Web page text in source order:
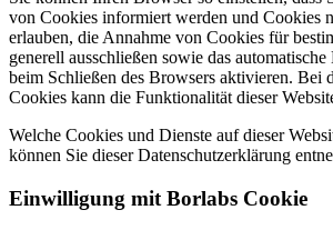
von Cookies informiert werden und Cookies
erlauben, die Annahme von Cookies für
generell ausschließen sowie das
beim Schließen des Browsers aktivieren. Bei
Cookies kann die Funktionalität dieser
Welche Cookies und Dienste auf dieser
können Sie dieser Datenschutzerklärung
Einwilligung mit Borlabs Cookie